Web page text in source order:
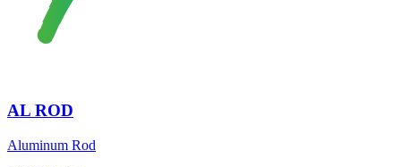
AL ROD
Aluminum Rod